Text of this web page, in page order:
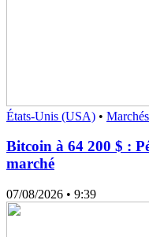
États-Unis (USA) •
Bitcoin à 64 200 $ :
marché
07/08/2026 • 9:39